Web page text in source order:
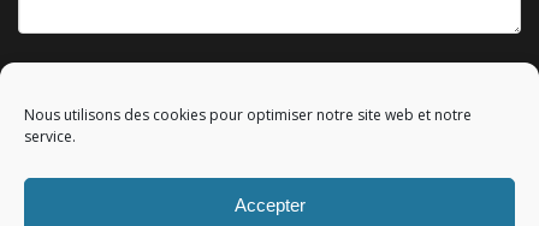
Nous utilisons des cookies pour optimiser notre site web et notre
service.
Accepter